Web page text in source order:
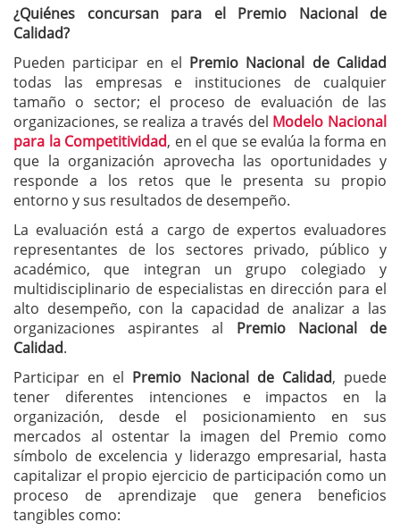
¿Quiénes concursan para el Premio Nacional de
Calidad?
Pueden participar en el Premio Nacional de Calidad
todas las empresas e instituciones de cualquier
tamaño o sector; el proceso de evaluación de las
organizaciones, se realiza a través del Modelo Nacional
para la Competitividad, en el que se evalúa la forma en
que la organización aprovecha las oportunidades y
responde a los retos que le presenta su propio
entorno y sus resultados de desempeño.
La evaluación está a cargo de expertos evaluadores
representantes de los sectores privado, público y
académico, que integran un grupo colegiado y
multidisciplinario de especialistas en dirección para el
alto desempeño, con la capacidad de analizar a las
organizaciones aspirantes al Premio Nacional de
Calidad.
Participar en el Premio Nacional de Calidad, puede
tener diferentes intenciones e impactos en la
organización, desde el posicionamiento en sus
mercados al ostentar la imagen del Premio como
símbolo de excelencia y liderazgo empresarial, hasta
capitalizar el propio ejercicio de participación como un
proceso de aprendizaje que genera beneficios
tangibles como: